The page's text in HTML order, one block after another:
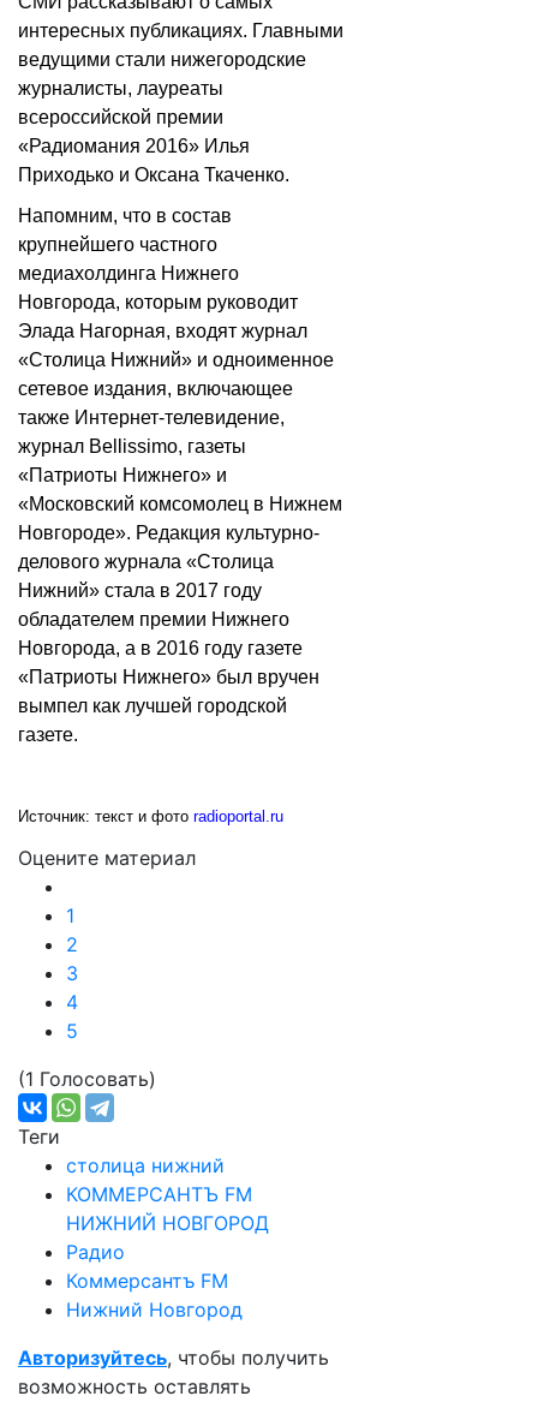
интересных публикациях. Главными
ведущими стали нижегородские
журналисты, лауреаты
всероссийской премии
«Радиомания 2016» Илья
Приходько и Оксана Ткаченко.
Напомним, что в состав
крупнейшего частного
медиахолдинга Нижнего
Новгорода, которым руководит
Элада Нагорная, входят журнал
«Столица Нижний» и одноименное
сетевое издания, включающее
также Интернет-телевидение,
журнал Bellissimo, газеты
«Патриоты Нижнего» и
«Московский комсомолец в Нижнем
Новгороде». Редакция культурно-
делового журнала «Столица
Нижний» стала в 2017 году
обладателем премии Нижнего
Новгорода, а в 2016 году газете
«Патриоты Нижнего» был вручен
вымпел как лучшей городской
газете.
Источник: текст и фото radioportal.ru
Оцените материал
1
2
3
4
5
(1 Голосовать)
Теги
столица нижний
КОММЕРСАНТЪ FM
НИЖНИЙ НОВГОРОД
Радио
Коммерсантъ FM
Нижний Новгород
Авторизуйтесь, чтобы получить
возможность оставлять